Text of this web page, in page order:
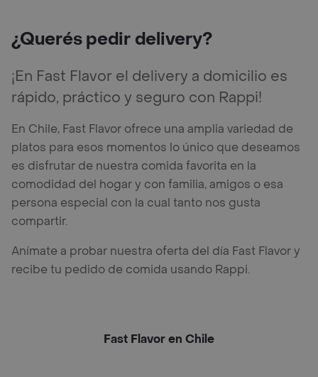
¿Querés pedir delivery?
¡En Fast Flavor el delivery a domicilio es
rápido, práctico y seguro con Rappi!
En Chile, Fast Flavor ofrece una amplia variedad de
platos para esos momentos lo único que deseamos
es disfrutar de nuestra comida favorita en la
comodidad del hogar y con familia, amigos o esa
persona especial con la cual tanto nos gusta
compartir.
Anímate a probar nuestra oferta del día Fast Flavor y
recibe tu pedido de comida usando Rappi.
Fast Flavor en Chile